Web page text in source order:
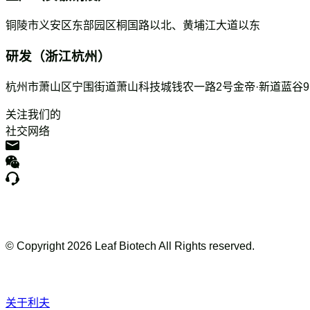
铜陵市义安区东部园区桐国路以北、黄埔江大道以东
研发（浙江杭州）
杭州市萧山区宁围街道萧山科技城钱农一路2号金帝·新道蓝谷
关注我们的
社交网络
© Copyright 2026 Leaf Biotech All Rights reserved.
关于利夫